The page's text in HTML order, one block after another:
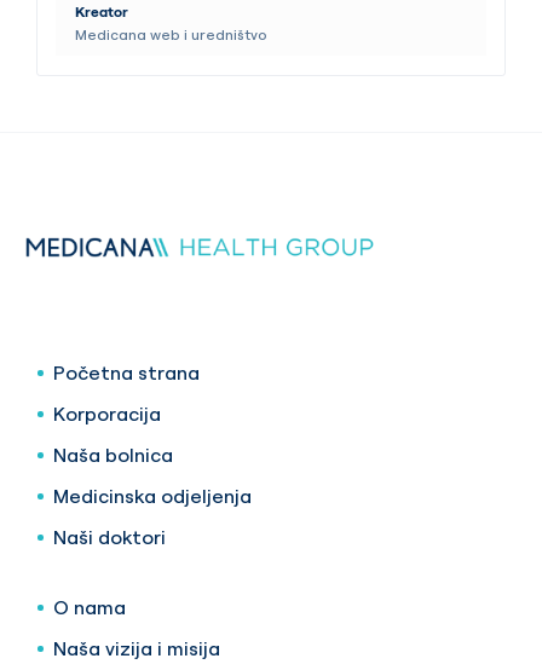
Kreator
Medicana web i uredništvo
Početna strana
Korporacija
Naša bolnica
Medicinska odjeljenja
Naši doktori
O nama
Naša vizija i misija